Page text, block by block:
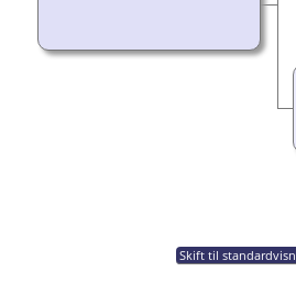
Skift til